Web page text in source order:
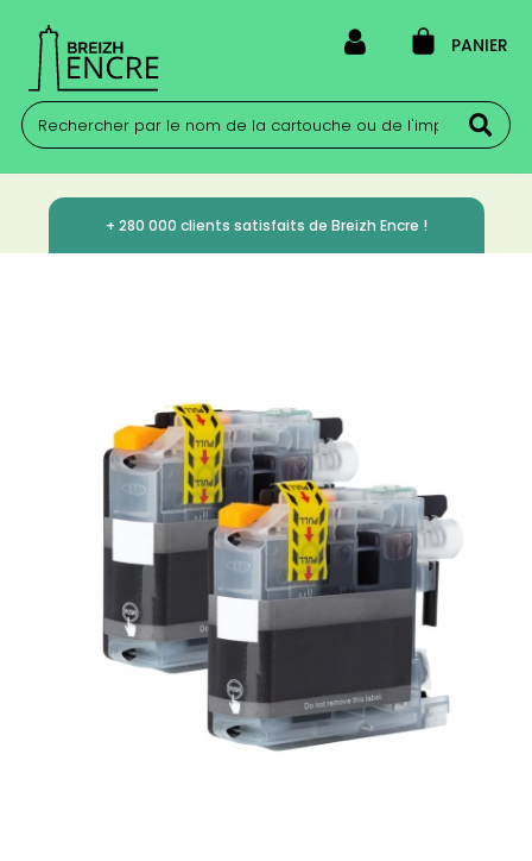
PANIER
+ 280 000 clients satisfaits de Breizh Encre !